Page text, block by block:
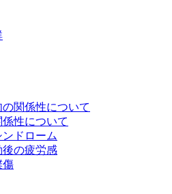
関係性について
性について
ドローム
後の疲労感
傷